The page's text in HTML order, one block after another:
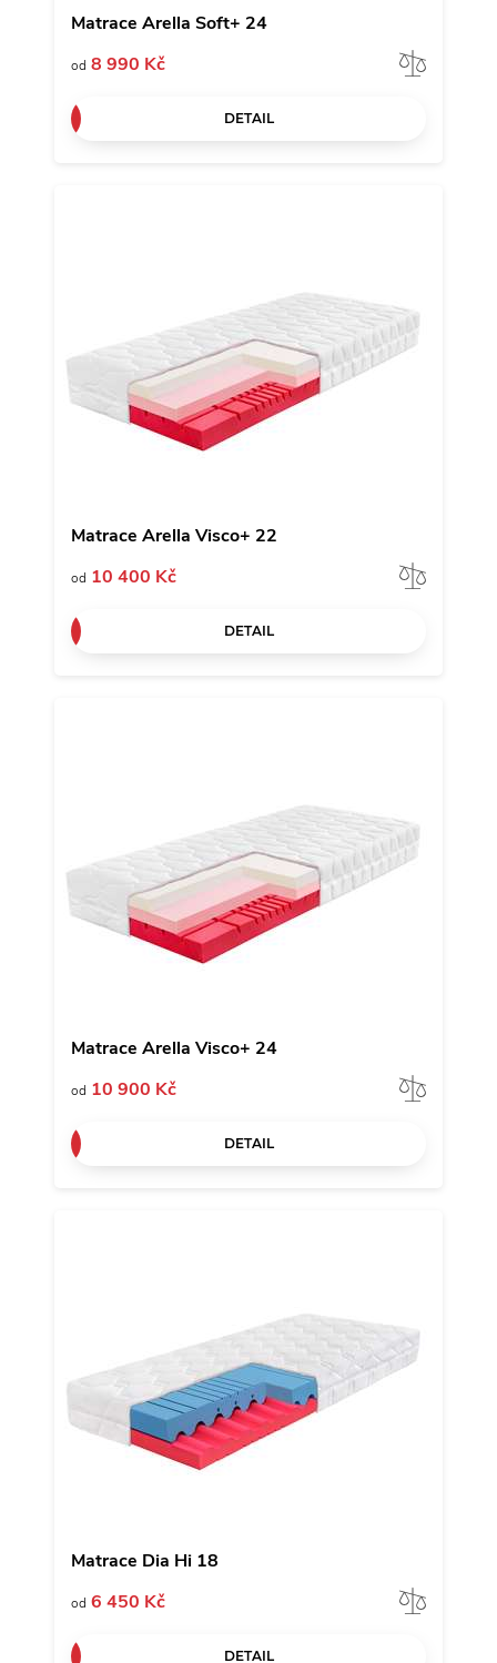
Matrace Arella Soft+ 24
od 8 990 Kč
DETAIL
Matrace Arella Visco+ 22
od 10 400 Kč
DETAIL
Matrace Arella Visco+ 24
od 10 900 Kč
DETAIL
Matrace Dia Hi 18
od 6 450 Kč
DETAIL